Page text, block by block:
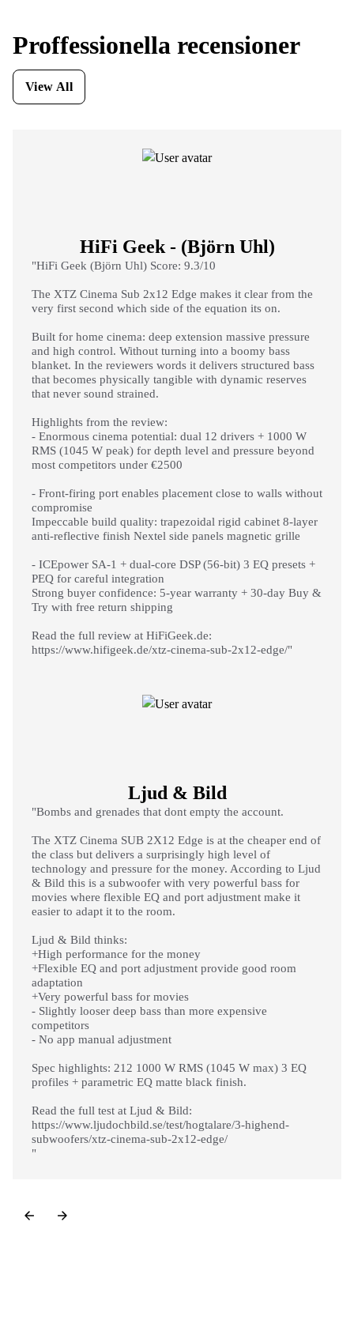
Proffessionella recensioner
View All
HiFi Geek - (Björn Uhl)
"HiFi Geek (Björn Uhl) Score: 9.3/10
The XTZ Cinema Sub 2x12 Edge makes it clear from the
very first second which side of the equation its on.
Built for home cinema: deep extension massive pressure
and high control. Without turning into a boomy bass
blanket. In the reviewers words it delivers structured bass
that becomes physically tangible with dynamic reserves
that never sound strained.
Highlights from the review:
- Enormous cinema potential: dual 12 drivers + 1000 W
RMS (1045 W peak) for depth level and pressure beyond
most competitors under €2500
- Front-firing port enables placement close to walls without
compromise
Impeccable build quality: trapezoidal rigid cabinet 8-layer
anti-reflective finish Nextel side panels magnetic grille
- ICEpower SA-1 + dual-core DSP (56-bit) 3 EQ presets +
PEQ for careful integration
Strong buyer confidence: 5-year warranty + 30-day Buy &
Try with free return shipping
Read the full review at HiFiGeek.de:
https://www.hifigeek.de/xtz-cinema-sub-2x12-edge/"
Ljud & Bild
"Bombs and grenades that dont empty the account.
The XTZ Cinema SUB 2X12 Edge is at the cheaper end of
the class but delivers a surprisingly high level of
technology and pressure for the money. According to Ljud
& Bild this is a subwoofer with very powerful bass for
movies where flexible EQ and port adjustment make it
easier to adapt it to the room.
Ljud & Bild thinks:
+High performance for the money
+Flexible EQ and port adjustment provide good room
adaptation
+Very powerful bass for movies
- Slightly looser deep bass than more expensive
competitors
- No app manual adjustment
Spec highlights: 212 1000 W RMS (1045 W max) 3 EQ
profiles + parametric EQ matte black finish.
Read the full test at Ljud & Bild:
https://www.ljudochbild.se/test/hogtalare/3-highend-
subwoofers/xtz-cinema-sub-2x12-edge/
"